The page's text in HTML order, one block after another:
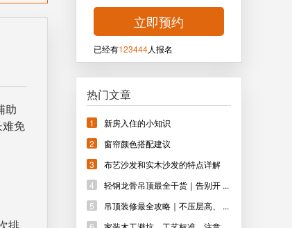
助
免
已经有123444人报名
热门文章
1
新房入住的小知识
2
窗帘颜色搭配建议
3
布艺沙发和实木沙发的特点详解
4
轻钢龙骨吊顶最全干货｜告别开 ...
5
吊顶装修最全攻略｜不压层高、 ...